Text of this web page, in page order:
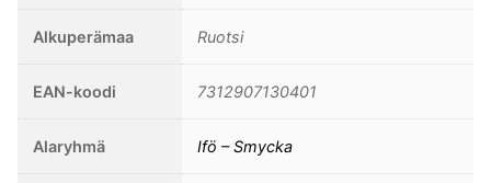
opaalilasi.
Asennus
sokeripalalla.
määrä
Alkuperämaa Ruotsi
EAN-koodi 7312907130401
Alaryhmä Ifö – Smycka